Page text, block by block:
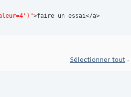
>faire un essai</a>
Sélectionner tout -